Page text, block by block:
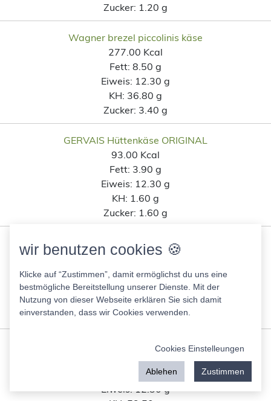
Zucker: 1.20 g
Wagner brezel piccolinis käse
277.00 Kcal
Fett: 8.50 g
Eiweis: 12.30 g
KH: 36.80 g
Zucker: 3.40 g
GERVAIS Hüttenkäse ORIGINAL
93.00 Kcal
Fett: 3.90 g
Eiweis: 12.30 g
KH: 1.60 g
Zucker: 1.60 g
Gabis LC Haferbrei m. Schoki/Pflaume 1P
508.00 Kcal
Fett:32.90 g
Eiweis:12.30 g
KH:37.10 g
Zucker:0.00 g
Corny Erdnuss süß & salzig
491.00 Kcal
24.90 g
Eiweis:12.30 g
wir benutzen cookies 🍪
Klicke auf “Zustimmen”, damit ermöglichst du uns eine
bestmögliche Bereitstellung unserer Dienste. Mit der
Nutzung von dieser Webseite erklären Sie sich damit
einverstanden, dass wir Cookies verwenden.
Cookies Einstelleungen
Ablehen Zustimmen